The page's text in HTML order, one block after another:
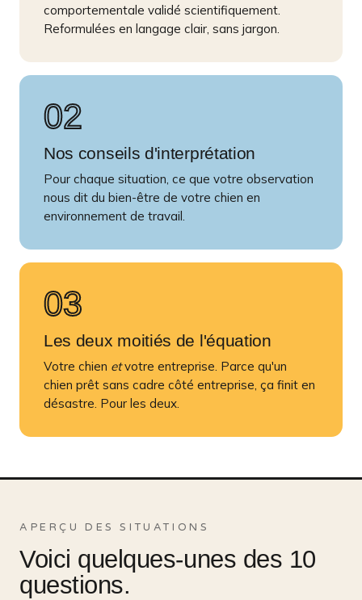
comportementale validé scientifiquement.
Reformulées en langage clair, sans jargon.
02
Nos conseils d'interprétation
Pour chaque situation, ce que votre observation
nous dit du bien-être de votre chien en
environnement de travail.
03
Les deux moitiés de l'équation
Votre chien etvotre entreprise. Parce qu'un
chien prêt sans cadre côté entreprise, ça finit en
désastre. Pour les deux.
APERÇU DES SITUATIONS
Voici quelques-unes des 10
questions.